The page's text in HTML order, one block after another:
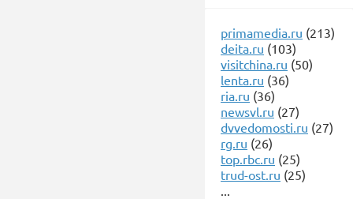
primamedia.ru (213)
deita.ru (103)
visitchina.ru (50)
lenta.ru (36)
ria.ru (36)
newsvl.ru (27)
dvvedomosti.ru (27)
rg.ru (26)
top.rbc.ru (25)
trud-ost.ru (25)
...